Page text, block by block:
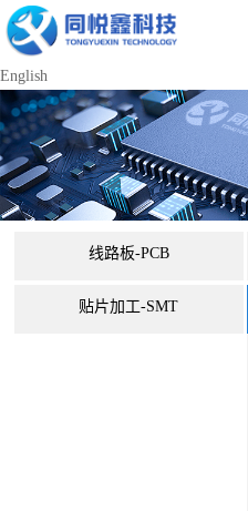
English
线路板-PCB
贴片加工-SMT